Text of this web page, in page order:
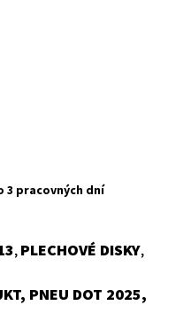
3 pracovných dní
, PLECHOVÉ DISKY,
PNEU DOT 2025,